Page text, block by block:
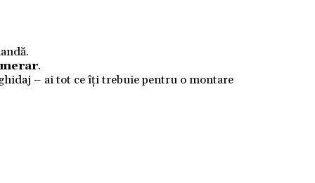
.
– ai tot ce îți trebuie pentru o montare